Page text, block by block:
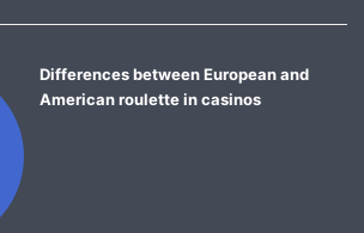
Differences between European and
American roulette in casinos